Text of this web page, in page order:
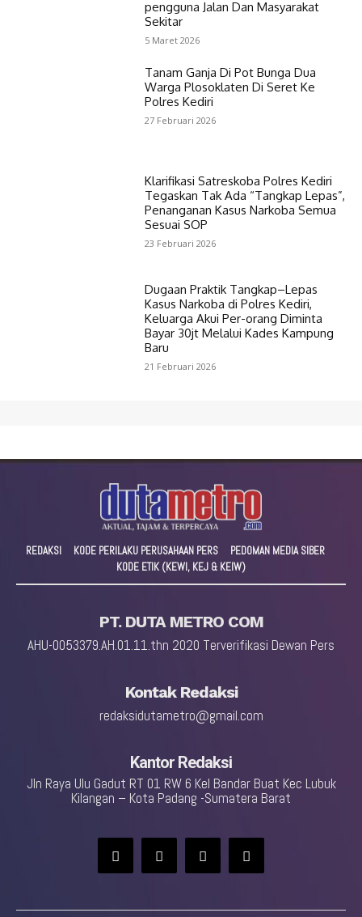
pengguna Jalan Dan Masyarakat
Sekitar
5 Maret 2026
Tanam Ganja Di Pot Bunga Dua
Warga Plosoklaten Di Seret Ke
Polres Kediri
27 Februari 2026
Klarifikasi Satreskoba Polres Kediri
Tegaskan Tak Ada “Tangkap Lepas”,
Penanganan Kasus Narkoba Semua
Sesuai SOP
23 Februari 2026
Dugaan Praktik Tangkap–Lepas
Kasus Narkoba di Polres Kediri,
Keluarga Akui Per-orang Diminta
Bayar 30jt Melalui Kades Kampung
Baru
21 Februari 2026
REDAKSI KODE PERILAKU PERUSAHAAN PERS
PEDOMAN MEDIA SIBER
KODE ETIK (KEWI, KEJ & KEIW)
PT. DUTA METRO COM
AHU-0053379.AH.01.11.thn 2020 Terverifikasi Dewan Pers
Kontak Redaksi
redaksidutametro@gmail.com
Kantor Redaksi
Jln Raya Ulu Gadut RT 01 RW 6 Kel Bandar Buat Kec Lubuk
Kilangan – Kota Padang -Sumatera Barat